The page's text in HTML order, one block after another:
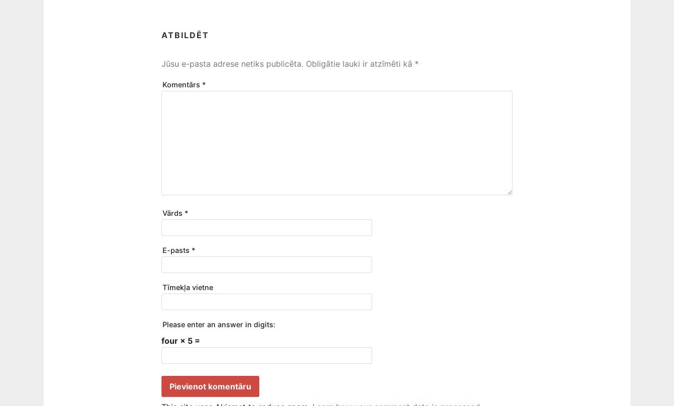
ATBILDĒT
Jūsu e-pasta adrese netiks publicēta. Obligātie lauki ir atzīmēti kā *
Komentārs *
Vārds *
E-pasts *
Tīmekļa vietne
Please enter an answer in digits:
four × 5 =